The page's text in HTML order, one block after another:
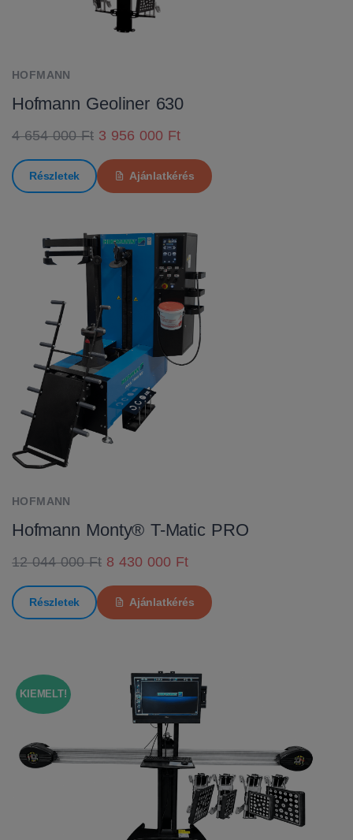
HOFMANN
Hofmann Geoliner 630
4 654 000 Ft 3 956 000 Ft
Részletek Ajánlatkérés
HOFMANN
Hofmann Monty® T-Matic PRO
12 044 000 Ft 8 430 000 Ft
Részletek Ajánlatkérés
KIEMELT!